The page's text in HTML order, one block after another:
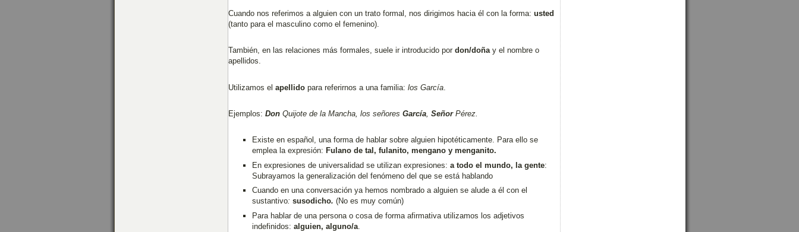
Cuando nos referimos a alguien con un trato formal, nos dirigimos hacia él con la forma: usted
(tanto para el masculino como el femenino).
También, en las relaciones más formales, suele ir introducido por don/doñay el nombre o
apellidos.
Utilizamos el apellido para referirnos a una familia: los García
Ejemplos: Don Quijote de la Mancha, los señores García SeñorPérez.
Existe en español, una forma de hablar sobre alguien hipotéticamente. Para ello se
emplea la expresión: Fulano de tal, fulanito, mengano y menganito.
En expresiones de universalidad se utilizan expresiones: a todo el mundo, la gente:
Subrayamos la generalización del fenómeno del que se está hablando
Cuando en una conversación ya hemos nombrado a alguien se alude a él con el
sustantivo: susodicho. (No es muy común)
Para hablar de una persona o cosa de forma afirmativa utilizamos los adjetivos
indefinidos: alguien, alguno/a